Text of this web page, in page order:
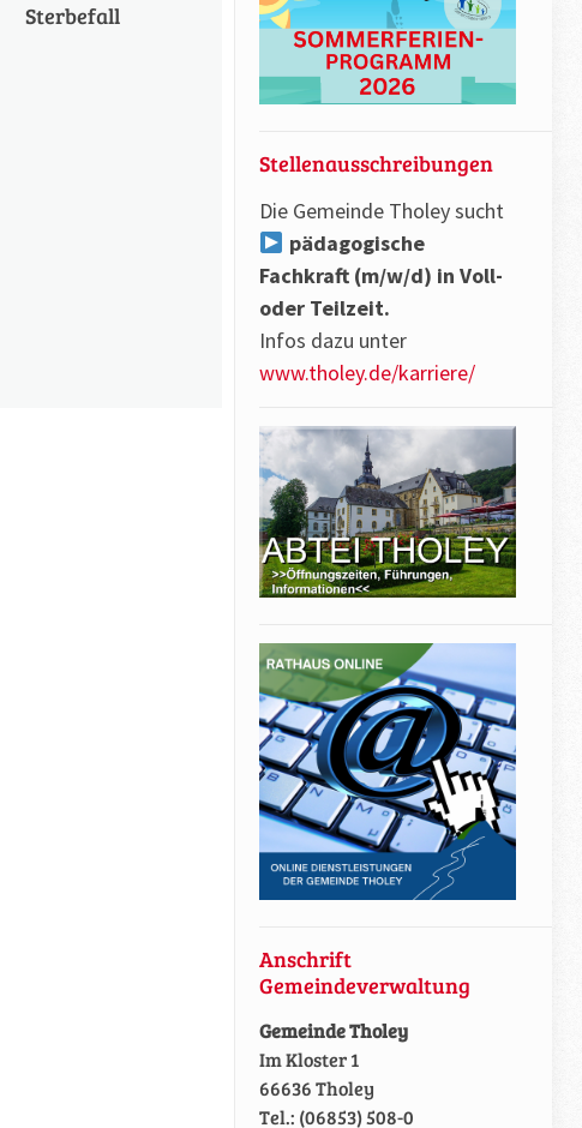
Sterbefall
Stellenausschreibungen
Die Gemeinde Tholey sucht
pädagogische
Fachkraft (m/w/d) in Voll-
oder Teilzeit.
Infos dazu unter
www.tholey.de/karriere/
Anschrift
Gemeindeverwaltung
Gemeinde Tholey
Im Kloster 1
66636 Tholey
Tel.: (06853) 508-0